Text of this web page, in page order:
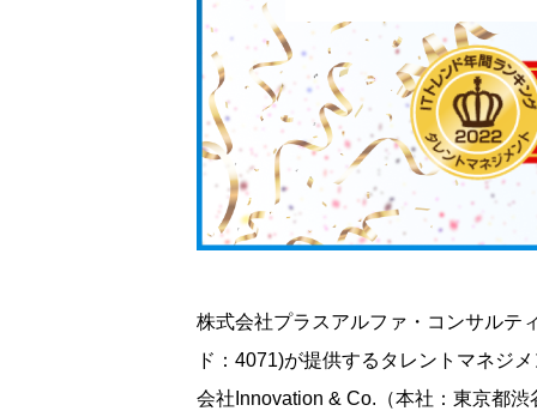
株式会社プラスアルファ・コンサルテ
ド：4071)が提供するタレントマネジ
会社Innovation & Co.（本社：東京都